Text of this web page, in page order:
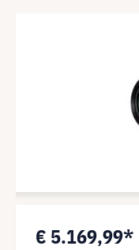
€ 5.169,99*